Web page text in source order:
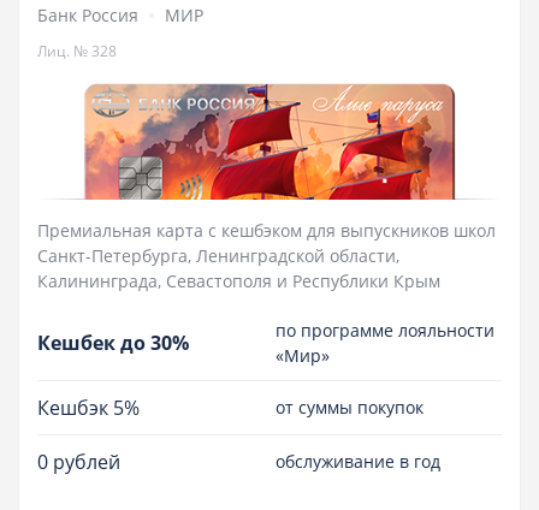
Банк Россия МИР
Лиц. № 328
Премиальная карта с кешбэком для выпускников школ
Санкт-Петербурга, Ленинградской области,
Калининграда, Севастополя и Республики Крым
Кешбек до 30%
по программе лояльности
«Мир»
Кешбэк 5% от суммы покупок
0 рублей обслуживание в год